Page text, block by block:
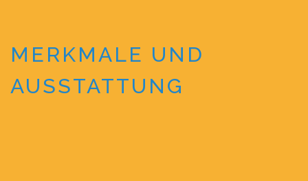
MERKMALE UND
AUSSTATTUNG